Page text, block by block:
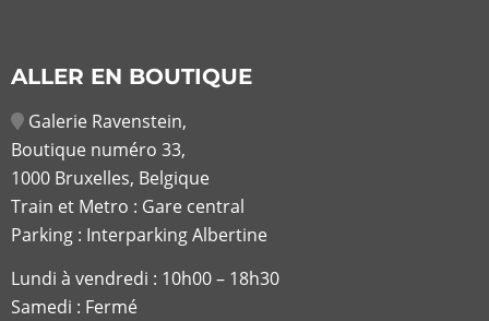
ALLER EN BOUTIQUE
Galerie Ravenstein,
Boutique numéro 33,
1000 Bruxelles, Belgique
Train et Metro : Gare central
Parking : Interparking Albertine
Lundi à vendredi : 10h00 – 18h30
Samedi : Fermé